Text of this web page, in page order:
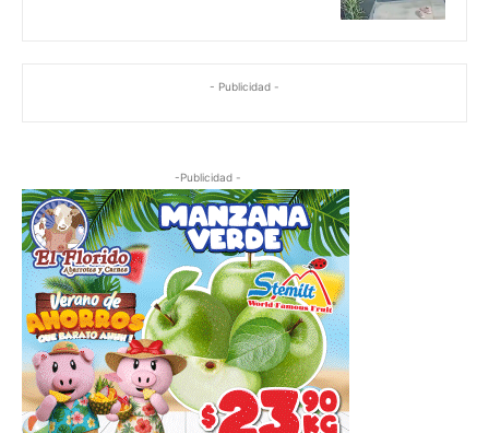
- Publicidad -
-Publicidad -